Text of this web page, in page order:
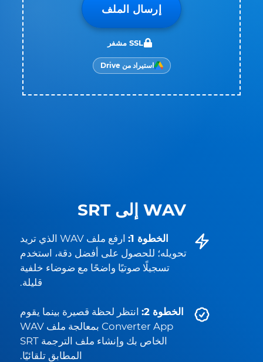
WAV إلى SRT
الخطوة 1:
ارفع ملف WAV الذي تريد
تحويله؛ للحصول على أفضل دقة، استخدم
تسجيلًا صوتيًا واضحًا مع ضوضاء خلفية
قليلة.
الخطوة 2:
انتظر لحظة قصيرة بينما يقوم
Converter App بمعالجة ملف WAV
الخاص بك وإنشاء ملف الترجمة SRT
المطابق تلقائيًا.
إرسال الملف
SSL مشفر
استيراد من Drive